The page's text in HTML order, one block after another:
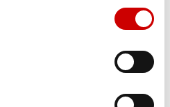
oppimiskyvyn
univaje lisää myös